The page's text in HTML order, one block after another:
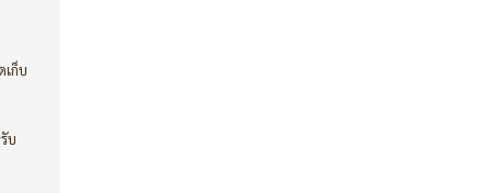
ก็บ
บ